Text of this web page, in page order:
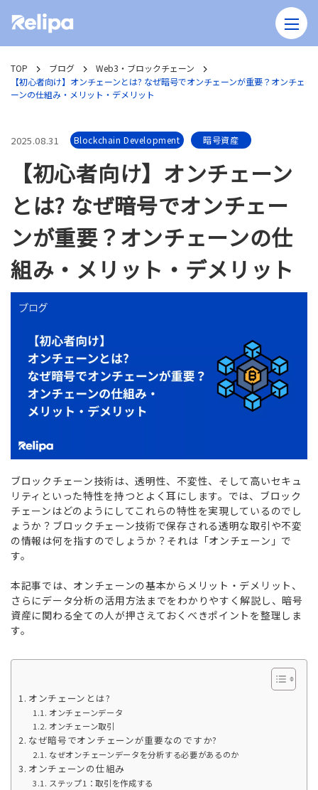
TOP ブログ
Web3・ブロックチェーン
【初心者向け】オンチェーンとは? なぜ暗号でオンチェーンが重要？オンチェ
ーンの仕組み・メリット・デメリット
2025.08.31 Blockchain Development 暗号資産
【初心者向け】オンチェーン
とは? なぜ暗号でオンチェー
ンが重要？オンチェーンの仕
組み・メリット・デメリット
ブロックチェーン技術は、透明性、不変性、そして高いセキュ
リティといった特性を持つとよく耳にします。では、ブロック
チェーンはどのようにしてこれらの特性を実現しているのでし
ょうか？ブロックチェーン技術で保存される透明な取引や不変
の情報は何を指すのでしょうか？それは「オンチェーン」で
す。
本記事では、オンチェーンの基本からメリット・デメリット、
さらにデータ分析の活用方法までをわかりやすく解説し、暗号
資産に関わる全ての人が押さえておくべきポイントを整理しま
す。
オンチェーンとは?
オンチェーンデータ
オンチェーン取引
なぜ暗号でオンチェーンが重要なのですか?
なぜオンチェーンデータを分析する必要があるのか
オンチェーンの仕組み
ステップ1：取引を作成する